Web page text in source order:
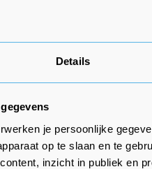
Details
je persoonlijke
op te slaan en te
inzicht in publiek en
zit er niet meer in.
de taken van